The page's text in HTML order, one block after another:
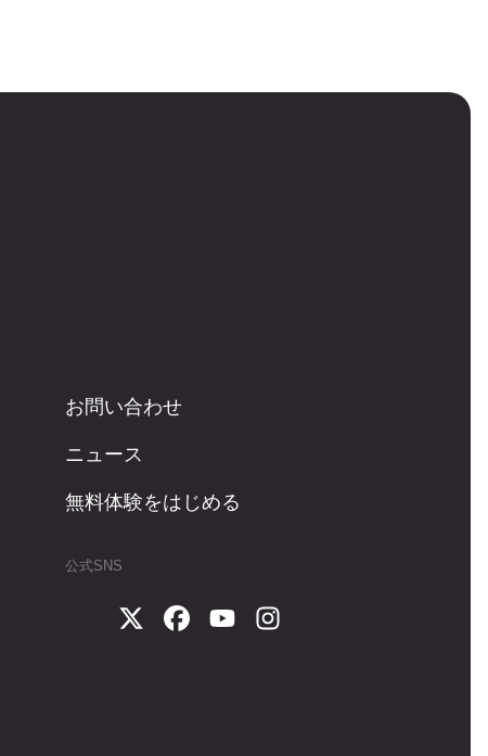
お問い合わせ
ニュース
無料体験をはじめる
公式SNS